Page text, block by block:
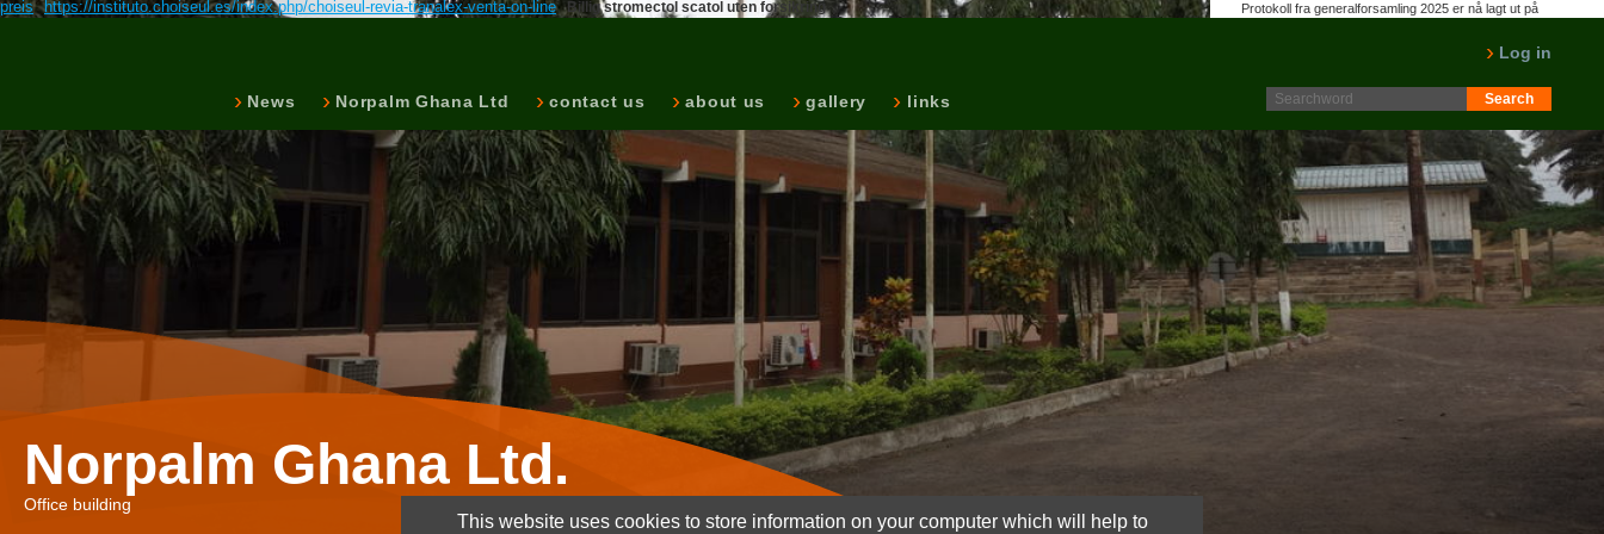
preis
https://instituto.choiseul.es/index.php/choiseul-revia-tranalex-venta-on-line Billig stromectol scatol uten forsikring
News Norpalm Ghana Ltd contact us about us gallery links
Log in
Protokoll fra generalforsamling 2025 er nå lagt ut på
Norpalm Ghana Ltd.
Office building
This website uses cookies to store information on your computer which will help to